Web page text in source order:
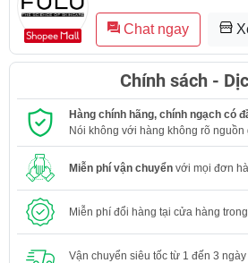
Chat ngay
Chính sách -
Hàng chính hãng, chính ngạch có
Nói không với hàng không rõ nguồn
Miễn phí vận chuyển với mọi đơn
Miễn phí đổi hàng tại cửa hàng
Vận chuyển siêu tốc từ 1 đến 3 ngày